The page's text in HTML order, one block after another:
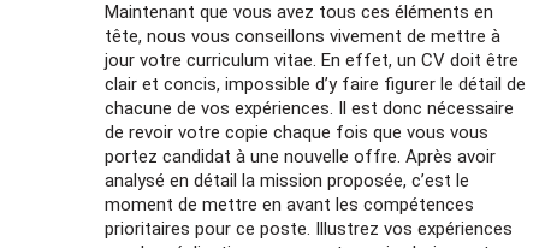
Maintenant que vous avez tous ces éléments en
tête, nous vous conseillons vivement de mettre à
jour votre curriculum vitae. En effet, un CV doit être
clair et concis, impossible d’y faire figurer le détail de
chacune de vos expériences. Il est donc nécessaire
de revoir votre copie chaque fois que vous vous
portez candidat à une nouvelle offre. Après avoir
analysé en détail la mission proposée, c’est le
moment de mettre en avant les compétences
prioritaires pour ce poste. Illustrez vos expériences